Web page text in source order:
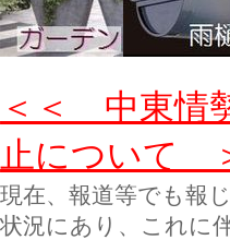
＜＜ 中東情
止について
現在、報道等でも報
状況にあり、これに